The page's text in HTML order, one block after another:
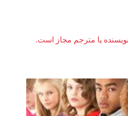
نویسنده یا مترجم مجاز است.